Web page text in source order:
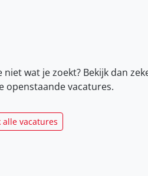
niet wat je zoekt? Bekijk dan
openstaande vacatures.
alle vacatures